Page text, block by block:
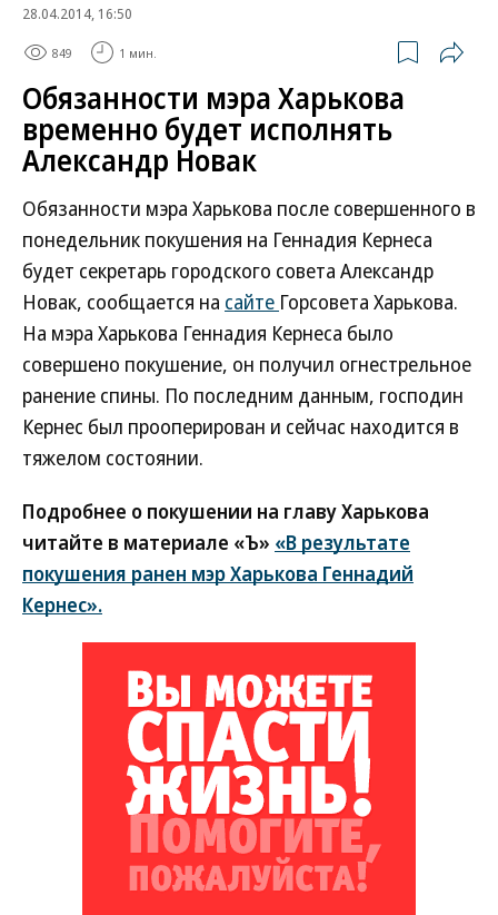
28.04.2014, 16:50
849 1 мин.
Обязанности мэра Харькова
временно будет исполнять
Александр Новак
Обязанности мэра Харькова после совершенного в
понедельник покушения на Геннадия Кернеса
будет секретарь городского совета Александр
Новак, сообщается на сайте Горсовета Харькова.
На мэра Харькова Геннадия Кернеса было
совершено покушение, он получил огнестрельное
ранение спины. По последним данным, господин
Кернес был прооперирован и сейчас находится в
тяжелом состоянии.
Подробнее о покушении на главу Харькова
читайте в материале «Ъ» «В результате
покушения ранен мэр Харькова Геннадий
Кернес».